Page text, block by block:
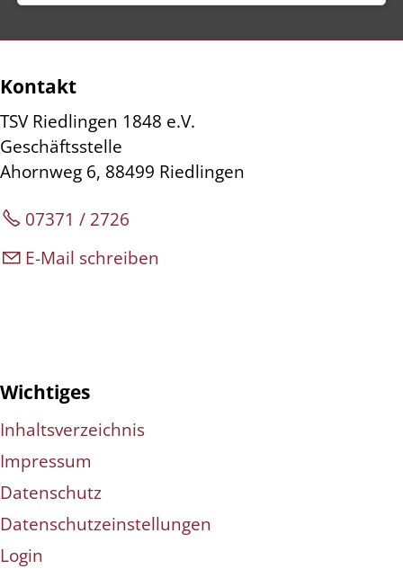
Kontakt
TSV Riedlingen 1848 e.V.
Geschäftsstelle
Ahornweg 6, 88499 Riedlingen
07371 / 2726
E-Mail schreiben
Wichtiges
Inhaltsverzeichnis
Impressum
Datenschutz
Datenschutzeinstellungen
Login